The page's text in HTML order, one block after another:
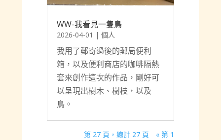
WW-我看見一隻鳥
2026-04-01 | 個人
我用了郵寄過後的郵局便利
箱，以及便利商店的咖啡隔熱
套來創作這次的作品，剛好可
以呈現出樹木、樹枝，以及
鳥。
第 27 頁，總計 27 頁
« 第 1